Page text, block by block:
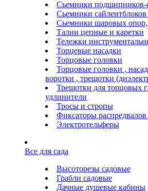
Сьемники
Сьемники
Сьемники шаровых опор,
Талии цепные и каретки
Тележки
Торцевые насадки
Торцовые головки
Торцовые головки ,
воротки , трещотки
Трещотки для торцовых
удлинители
Тросы и стропы
Фиксаторы
Электротельферы
Все для сада
Высоторезы садовые
Грабли садовые
Дачные душевые кабины